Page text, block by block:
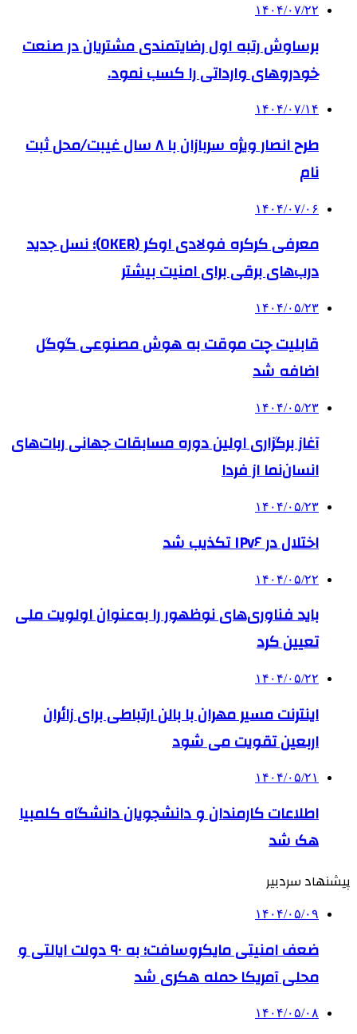
۱۴۰۴/۰۷/۲۲
برساوش رتبه اول رضایتمندی مشتریان در صنعت
خودروهای وارداتی را کسب نمود.
۱۴۰۴/۰۷/۱۴
طرح انصار ویژه سربازان با ۸ سال غیبت/محل ثبت
نام
۱۴۰۴/۰۷/۰۶
معرفی کرکره فولادی اوکر (OKER)؛ نسل جدید
درب‌های برقی برای امنیت بیشتر
۱۴۰۴/۰۵/۲۳
قابلیت چت موقت به هوش مصنوعی گوگل
اضافه شد
۱۴۰۴/۰۵/۲۳
آغاز برگزاری اولین دوره مسابقات جهانی ربات‌های
انسان‌نما از فردا
۱۴۰۴/۰۵/۲۳
اختلال در IPv۶ تکذیب شد
۱۴۰۴/۰۵/۲۲
باید فناوری‌های نوظهور را به‌عنوان اولویت ملی
تعیین کرد
۱۴۰۴/۰۵/۲۲
اینترنت مسیر مهران با بالن ارتباطی برای زائران
اربعین تقویت می شود
۱۴۰۴/۰۵/۲۱
اطلاعات کارمندان و دانشجویان دانشگاه کلمبیا
هک شد
پیشنهاد سردبیر
۱۴۰۴/۰۵/۰۹
ضعف امنیتی مایکروسافت؛ به ۹۰ دولت ایالتی و
محلی آمریکا حمله هکری شد
۱۴۰۴/۰۵/۰۸